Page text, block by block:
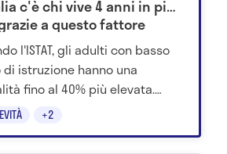
+2
c'è chi vive 4 anni in più
a questo fattore
l'ISTAT, gli adulti con basso
di istruzione hanno una
fino al 40% più elevata.
come scuola, territorio e salute